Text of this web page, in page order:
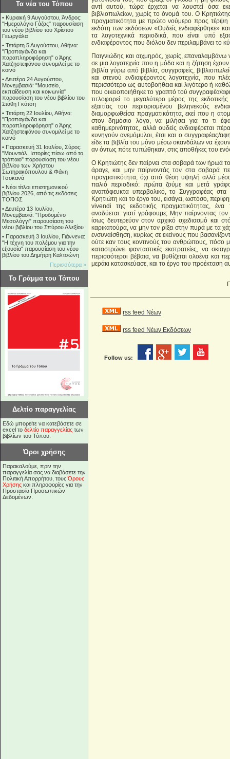
Τα νέα του Τόπου
• Κυριακή 9 Αυγούστου, Άνδρος:
"Ημερολόγιο Γάζας" παρουσίαση
του νέου βιβλίου του Χρίστου
Γεωργάλα
• Τετάρτη 5 Αυγούστου, Αθήνα:
"Προπαγάνδα και
παραπληροφόρηση" ο Άρης
Χατζηστεφάνου συνομιλεί με το
κοινό
•Δευτέρα 24 Αυγούστου,
Μονεμβασιά: "Μουσείο,
εκπαίδευση και κοινωνία"
παρουσίαση του νέου βιβλίου του
Στάθη Γκότση
• Τετάρτη 22 Ιουλίου, Αθήνα:
"Προπαγάνδα και
παραπληροφόρηση" ο Άρης
Χατζηστεφάνου συνομιλεί με το
κοινό
• Παρασκευή 31 Ιουλίου, Σύρος:
"Μουντιάλ, Ιστορίες πίσω από το
τρόπαιο" παρουσίαση του νέου
βιβλίου των Χρήστου
Σωτηρακόπουλου & Φάνη
Τσοκανά
• Νέοι τίτλοι επιστημονικού
βιβλίου 2026, από τις εκδόσεις
ΤΟΠΟΣ
•Δευτέρα 13 Ιουλίου,
Μονεμβασιά: "Προδομένο
Μεσολόγγι" παρουσίαση του
νέου βιβλίου του Σπύρου Αλεξίου
• Παρασκευή 3 Ιουλίου, Γιάννενα:
"Η τέχνη του πολέμου για την
εξουσία" παρουσίαση του νέου
βιβλίου του Δημήτρη Καλτσώνη
Περισσότερα »
Το Γράμμα του Τόπου
Δελτίο παραγγελίας
Εδώ μπορείτε να κατεβάσετε σε
excel το δελτίο παραγγελίας των
βιβλίων του Τόπου.
Όροι χρήσης
Παρακαλούμε, πριν την
παραγγελία σας να διαβάσετε την
Πολιτική Απορρήτου, τουςΌρους
Χρήσης και πληροφορίες για την
Προστασία Προσωπικών
Δεδομένων.
αντί αυτού, τώρα έρχεται να λουστεί όσα
βιβλιοπωλείων, χωρίς το όνομά του. Ο
πραγματικότητα με πρώτο νούμερο προς
εκδότη των εκδόσεων «Ουδείς ενδιαφέρθηκε»
τα λογοτεχνικά περιοδικά, που είναι υπό
ενδιαφέροντος που διόλου δεν περιλαμβάνει το
Παιγνιώδης και αιχμηρός, χωρίς,
σε μια λογοτεχνία που η μόδα και η ζήτηση
βιβλία γύρω από βιβλία, συγγραφείς,
και στενού ενδιαφέροντος λογοτεχνία, που
περισσότερο ως αυτοβοήθεια και λιγότερο ή
που οικειοποιήθηκε το γραπτό τού συγγραφέα/
τιτλοφορεί το μεγαλύτερο μέρος της
εξαιτίας του περιορισμένου βεληνεκούς
διαμορφωθείσα πραγματικότητα, εκεί που η
στον δημόσιο λόγο, να μιλήσει για το τι
καθημερινότητας, αλλά ουδείς ενδιαφέρεται
κυνηγούν ανεμόμυλοι, έτσι και ο συγγραφέας/
είδε τα βιβλία του μόνο μέσω σκανδάλων να
αν όντως πότε τυπώθηκαν, στις αποθήκες του
Ο Κρητιώτης δεν παίρνει στα σοβαρά των ήρωά
άραγε, και μην παίρνοντάς τον στα σοβαρά
πραγματικότητα, όχι από θέση υψηλή αλλά
παλιό περιοδικό: πρώτα ζούμε και μετά
αναπόφευκτα υπερβολικό, το Συγγραφέας στα
Κρητιώτη και το έργο του, εισάγει, ωστόσο,
vivendi της εκδοτικής πραγματικότητας, ένα
αναδύεται: γιατί γράφουμε; Μην παίρνοντας
ίσως δευτερεύον στον αρχικό σχεδιασμό και
καρικατούρα, να μην τον ρίξει στην πυρά με τα
ενσυναίσθηση, κυρίως σε εκείνους που
ούτε καν τους κοντινούς του ανθρώπους, πόσο
καταστρώνει φανταστικές εκστρατείες, να
περισσότεροι βέβαια, να βυθίζεται ολοένα και
μεράκι κατασκεύασε, και το έργο του προέκταση
rss feed Νέων
rss feed Νέων Εκδόσεων
Follow us: